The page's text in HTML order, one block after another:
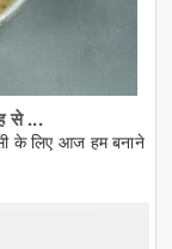
से ...
के लिए आज हम बनाने